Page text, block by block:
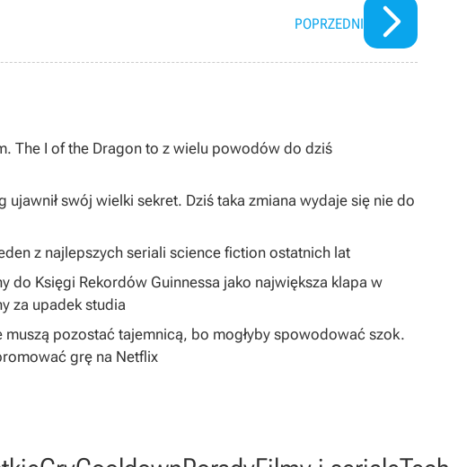
POPRZEDNI
The I of the Dragon to z wielu powodów do dziś
ujawnił swój wielki sekret. Dziś taka zmiana wydaje się nie do
z najlepszych seriali science fiction ostatnich lat
do Księgi Rekordów Guinnessa jako największa klapa w
za upadek studia
muszą pozostać tajemnicą, bo mogłyby spowodować szok.
grę na Netflix